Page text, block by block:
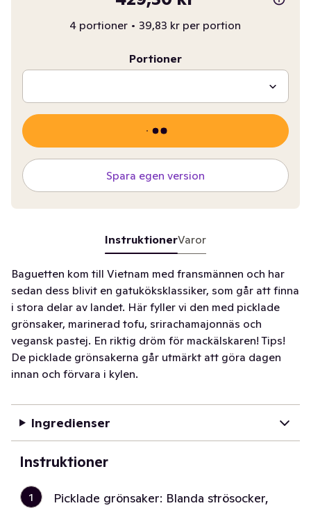
4 portioner • 39,83 kr per portion
Portioner
Spara egen version
InstruktionerVaror
Baguetten kom till Vietnam med fransmännen och har
sedan dess blivit en gatuköksklassiker, som går att finna
i stora delar av landet. Här fyller vi den med picklade
grönsaker, marinerad tofu, srirachamajonnäs och
vegansk pastej. En riktig dröm för mackälskaren! Tips!
De picklade grönsakerna går utmärkt att göra dagen
innan och förvara i kylen.
Ingredienser
Instruktioner
1
Picklade grönsaker: Blanda strösocker,